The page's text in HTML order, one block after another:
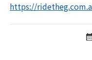
https://